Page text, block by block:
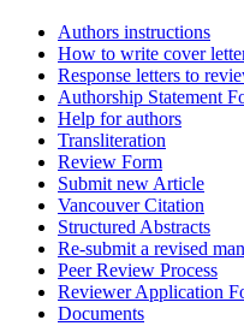
Authors instructions
How to write cover
Response letters to
Authorship Statement
Help for authors
Transliteration
Review Form
Submit new Article
Vancouver Citation
Structured Abstracts
Re-submit a revised
Peer Review Process
Reviewer Application
Documents